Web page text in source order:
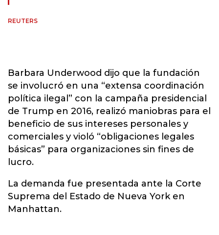
REUTERS
Barbara Underwood dijo que la fundación
se involucró en una “extensa coordinación
política ilegal” con la campaña presidencial
de Trump en 2016, realizó maniobras para el
beneficio de sus intereses personales y
comerciales y violó “obligaciones legales
básicas” para organizaciones sin fines de
lucro.
La demanda fue presentada ante la Corte
Suprema del Estado de Nueva York en
Manhattan.